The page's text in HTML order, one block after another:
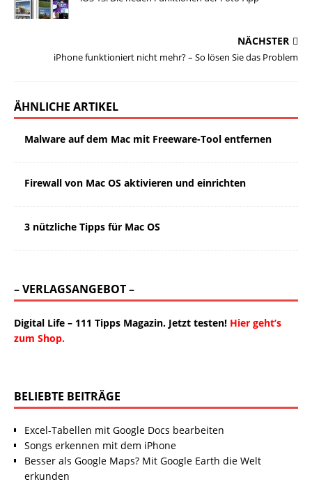
NÄCHSTER
iPhone funktioniert nicht mehr? – So lösen Sie das Problem
ÄHNLICHE ARTIKEL
Malware auf dem Mac mit Freeware-Tool entfernen
Firewall von Mac OS aktivieren und einrichten
3 nützliche Tipps für Mac OS
– VERLAGSANGEBOT –
Digital Life – 111 Tipps Magazin. Jetzt testen! Hier geht’s
zum Shop.
BELIEBTE BEITRÄGE
Excel-Tabellen mit Google Docs bearbeiten
Songs erkennen mit dem iPhone
Besser als Google Maps? Mit Google Earth die Welt
erkunden